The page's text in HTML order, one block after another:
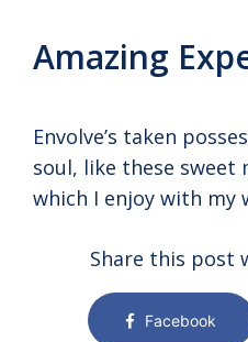
Amazing
Envolve’s taken
soul, like these
which I enjoy with my
Share this post
Facebook